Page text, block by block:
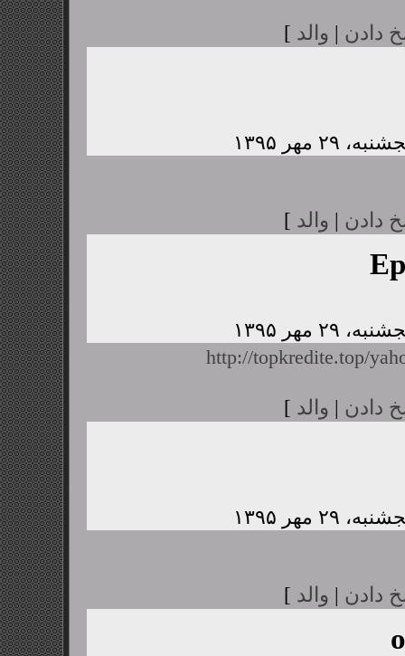
دادن | والد ]
دادن | والد ]
http://topkredite.top/
دادن | والد ]
دادن | والد ]